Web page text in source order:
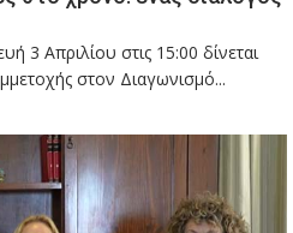
3 Απριλίου στις 15:00 δίνεται
στον Διαγωνισμό...